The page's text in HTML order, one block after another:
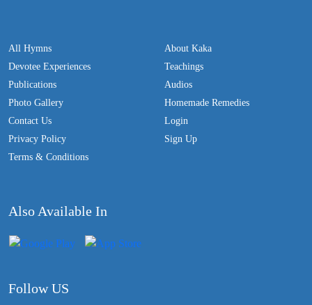
All Hymns
Devotee Experiences
Publications
Photo Gallery
Contact Us
Privacy Policy
Terms & Conditions
About Kaka
Teachings
Audios
Homemade Remedies
Login
Sign Up
Also Available In
Follow US